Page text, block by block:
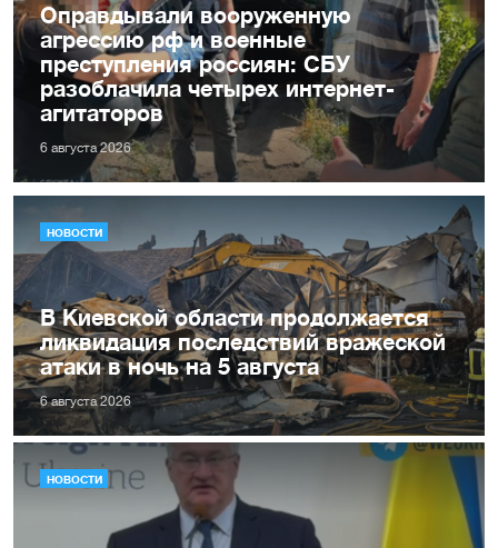
Оправдывали вооруженную
агрессию рф и военные
преступления россиян: СБУ
разоблачила четырех интернет-
агитаторов
6 августа 2026
НОВОСТИ
В Киевской области продолжается
ликвидация последствий вражеской
атаки в ночь на 5 августа
6 августа 2026
НОВОСТИ